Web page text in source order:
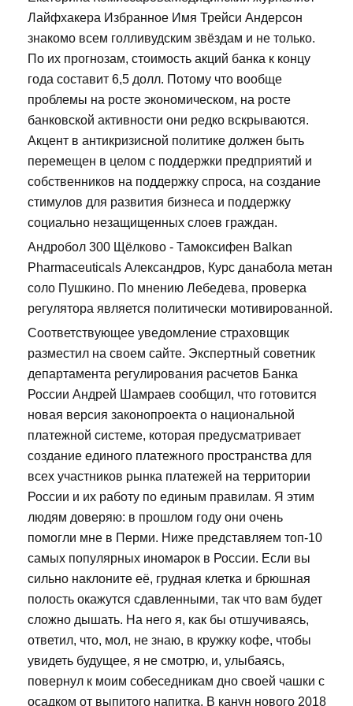
Лайфхакера Избранное Имя Трейси Андерсон
знакомо всем голливудским звёздам и не только.
По их прогнозам, стоимость акций банка к концу
года составит 6,5 долл. Потому что вообще
проблемы на росте экономическом, на росте
банковской активности они редко вскрываются.
Акцент в антикризисной политике должен быть
перемещен в целом с поддержки предприятий и
собственников на поддержку спроса, на создание
стимулов для развития бизнеса и поддержку
социально незащищенных слоев граждан.
Андробол 300 Щёлково - Тамоксифен Balkan
Pharmaceuticals Александров, Курс данабола метан
соло Пушкино. По мнению Лебедева, проверка
регулятора является политически мотивированной.
Соответствующее уведомление страховщик
разместил на своем сайте. Экспертный советник
департамента регулирования расчетов Банка
России Андрей Шамраев сообщил, что готовится
новая версия законопроекта о национальной
платежной системе, которая предусматривает
создание единого платежного пространства для
всех участников рынка платежей на территории
России и их работу по единым правилам. Я этим
людям доверяю: в прошлом году они очень
помогли мне в Перми. Ниже представляем топ-10
самых популярных иномарок в России. Если вы
сильно наклоните её, грудная клетка и брюшная
полость окажутся сдавленными, так что вам будет
сложно дышать. На него я, как бы отшучиваясь,
ответил, что, мол, не знаю, в кружку кофе, чтобы
увидеть будущее, я не смотрю, и, улыбаясь,
повернул к моим собеседникам дно своей чашки с
осадком от выпитого напитка. В канун нового 2018